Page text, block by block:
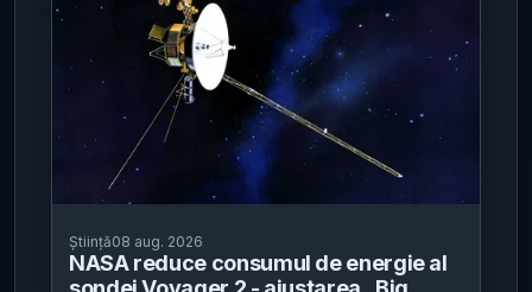
misiuni umane, potrivit Mediafax . Nava
NASA a ieșit din hibernare pe 23 iunie,
după ce intrase în acest mod pe 7 august
2025, iar echipa de la Johns Hopkins
University Applied Physics Laboratory a
confirmat că funcționează în parametri. La
aproximativ 9,5 miliarde de kilometri de
de întârzierile de comunicație: chiar și un
semnal radio care se propagă cu viteza
Știință08 aug. 2026
NASA reduce consumul de energie al